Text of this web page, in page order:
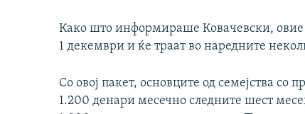
Како што информираше Ковачевски, овие
1 декември и ќе траат во наредните
Со овој пакет, основците од семејства
1.200 денари месечно следните шест